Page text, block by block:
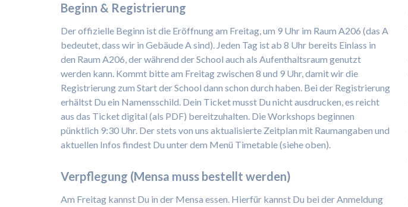
Beginn & Registrierung
Der offizielle Beginn ist die Eröffnung am Freitag, um 9 Uhr im Raum A206 (das A
bedeutet, dass wir in Gebäude A sind). Jeden Tag ist ab 8 Uhr bereits Einlass in
den Raum A206, der während der School auch als Aufenthaltsraum genutzt
werden kann. Kommt bitte am Freitag zwischen 8 und 9 Uhr, damit wir die
Registrierung zum Start der School dann schon durch haben. Bei der Registrierung
erhältst Du ein Namensschild. Dein Ticket musst Du nicht ausdrucken, es reicht
aus das Ticket digital (als PDF) bereitzuhalten. Die Workshops beginnen
pünktlich 9:30 Uhr. Der stets von uns aktualisierte Zeitplan mit Raumangaben und
aktuellen Infos findest Du unter dem Menü Timetable (siehe oben).
Verpflegung (Mensa muss bestellt werden)
Am Freitag kannst Du in der Mensa essen. Hierfür kannst Du bei der Anmeldung